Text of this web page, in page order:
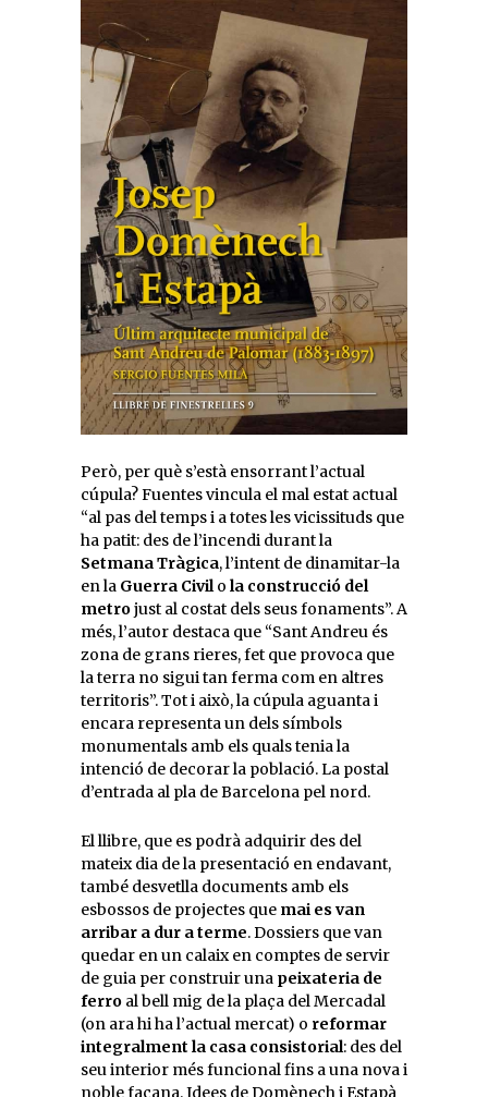
Però, per què s’està ensorrant l’actual
cúpula? Fuentes vincula el mal estat actual
“al pas del temps i a totes les vicissituds que
ha patit: des de l’incendi durant la
Setmana Tràgica, l’intent de dinamitar-la
en la Guerra Civil o la construcció del
metrojust al costat dels seus fonaments”. A
més, l’autor destaca que “Sant Andreu és
zona de grans rieres, fet que provoca que
la terra no sigui tan ferma com en altres
territoris”. Tot i això, la cúpula aguanta i
encara representa un dels símbols
monumentals amb els quals tenia la
intenció de decorar la població. La postal
d’entrada al pla de Barcelona pel nord.
El llibre, que es podrà adquirir des del
mateix dia de la presentació en endavant,
també desvetlla documents amb els
esbossos de projectes que mai es van
arribar a dur a terme. Dossiers que van
quedar en un calaix en comptes de servir
de guia per construir una peixateria de
ferro al bell mig de la plaça del Mercadal
(on ara hi ha l’actual mercat) o reformar
integralment la casa consistorial: des del
seu interior més funcional fins a una nova i
noble façana. Idees de Domènech i Estapà